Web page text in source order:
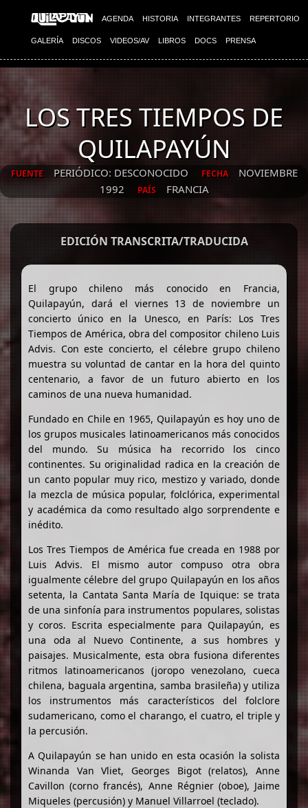
AGENDA HISTORIA INTEGRANTES REPERTORIO
GALERÍA DISCOS VIDEOS/AV LIBROS DOCS PRENSA
LOS TRES TIEMPOS DE
QUILAPAYÚN
FUENTE PERIÓDICO: DESCONOCIDO FECHA
NOVIEMBRE
1992
PAÍS FRANCIA
EDICIÓN TRANSCRITA/TRADUCIDA
El grupo chileno más conocido en Francia,
Quilapayún, dará el viernes 13 de noviembre un
concierto único en la Unesco, en París: Los Tres
Tiempos de América, obra del compositor chileno Luis
Advis. Con este concierto, el célebre grupo chileno
muestra su voluntad de cantar en la hora del quinto
centenario, a favor de un futuro abierto en los
caminos de una nueva humanidad.
Fundado en Chile en 1965, Quilapayún es hoy uno de
los grupos musicales latinoamericanos más conocidos
del mundo. Su música ha recorrido los cinco
continentes. Su originalidad radica en la creación de
un canto popular muy rico, mestizo y variado, donde
la mezcla de música popular, folclórica, experimental
y académica da como resultado algo sorprendente e
inédito.
Los Tres Tiempos de América fue creada en 1988 por
Luis Advis. El mismo autor compuso otra obra
igualmente célebre del grupo Quilapayún en los años
setenta, la Cantata Santa María de Iquique: se trata
de una sinfonía para instrumentos populares, solistas
y coros. Escrita especialmente para Quilapayún, es
una oda al Nuevo Continente, a sus hombres y
paisajes. Musicalmente, esta obra fusiona diferentes
ritmos latinoamericanos (joropo venezolano, cueca
chilena, baguala argentina, samba brasileña) y utiliza
los instrumentos más característicos del folclore
sudamericano, como el charango, el cuatro, el triple y
la percusión.
A Quilapayún se han unido en esta ocasión la solista
Winanda Van Vliet, Georges Bigot (relatos), Anne
Cavillon (corno francés), Anne Régnier (oboe), Jaime
Miqueles (percusión) y Manuel Villarroel (teclado).